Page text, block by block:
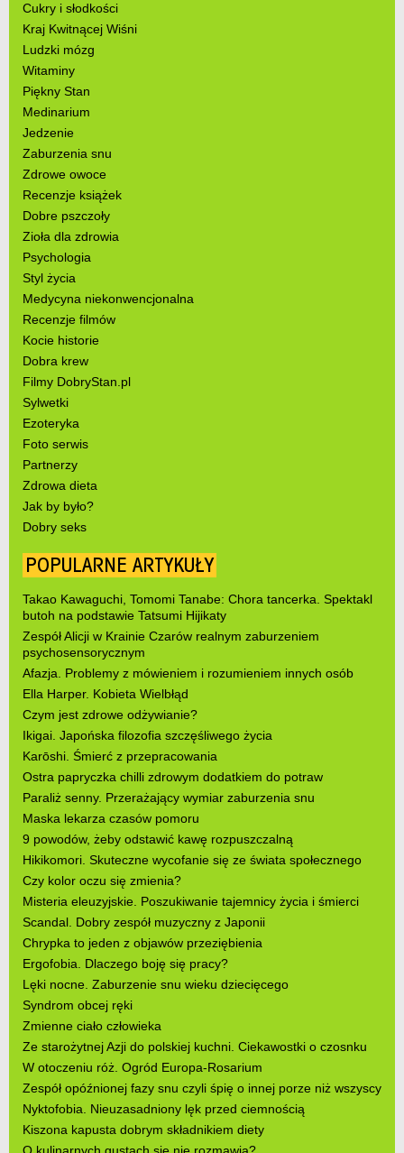
Cukry i słodkości
Kraj Kwitnącej Wiśni
Ludzki mózg
Witaminy
Piękny Stan
Medinarium
Jedzenie
Zaburzenia snu
Zdrowe owoce
Recenzje książek
Dobre pszczoły
Zioła dla zdrowia
Psychologia
Styl życia
Medycyna niekonwencjonalna
Recenzje filmów
Kocie historie
Dobra krew
Filmy DobryStan.pl
Sylwetki
Ezoteryka
Foto serwis
Partnerzy
Zdrowa dieta
Jak by było?
Dobry seks
POPULARNE ARTYKUŁY
Takao Kawaguchi, Tomomi Tanabe: Chora tancerka. Spektakl
butoh na podstawie Tatsumi Hijikaty
Zespół Alicji w Krainie Czarów realnym zaburzeniem
psychosensorycznym
Afazja. Problemy z mówieniem i rozumieniem innych osób
Ella Harper. Kobieta Wielbłąd
Czym jest zdrowe odżywianie?
Ikigai. Japońska filozofia szczęśliwego życia
Karōshi. Śmierć z przepracowania
Ostra papryczka chilli zdrowym dodatkiem do potraw
Paraliż senny. Przerażający wymiar zaburzenia snu
Maska lekarza czasów pomoru
9 powodów, żeby odstawić kawę rozpuszczalną
Hikikomori. Skuteczne wycofanie się ze świata społecznego
Czy kolor oczu się zmienia?
Misteria eleuzyjskie. Poszukiwanie tajemnicy życia i śmierci
Scandal. Dobry zespół muzyczny z Japonii
Chrypka to jeden z objawów przeziębienia
Ergofobia. Dlaczego boję się pracy?
Lęki nocne. Zaburzenie snu wieku dziecięcego
Syndrom obcej ręki
Zmienne ciało człowieka
Ze starożytnej Azji do polskiej kuchni. Ciekawostki o czosnku
W otoczeniu róż. Ogród Europa-Rosarium
Zespół opóźnionej fazy snu czyli śpię o innej porze niż wszyscy
Nyktofobia. Nieuzasadniony lęk przed ciemnością
Kiszona kapusta dobrym składnikiem diety